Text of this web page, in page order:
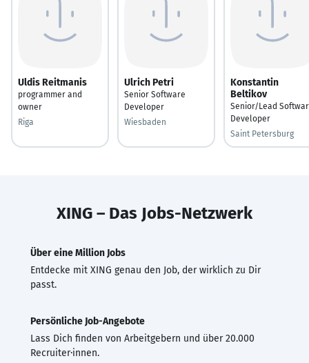
Uldis Reitmanis
programmer and
owner
Riga
Ulrich Petri
Senior Software
Developer
Wiesbaden
Konstantin
Beltikov
Senior/Lead
Developer
Saint Petersburg
XING – Das Jobs-Netzwerk
Über eine Million Jobs
Entdecke mit XING genau den Job, der wirklich zu Dir
passt.
Persönliche Job-Angebote
Lass Dich finden von Arbeitgebern und über 20.000
Recruiter·innen.